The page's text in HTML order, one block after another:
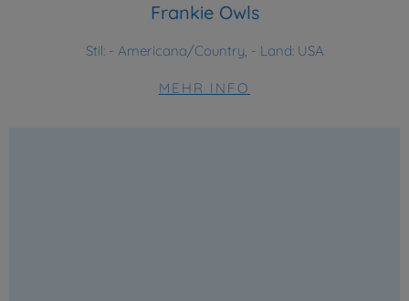
Frankie Owls
Stil: - Americana/Country, - Land: USA
MEHR INFO